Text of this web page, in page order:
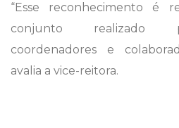
“Esse reconhecimento é
conjunto realizado
coordenadores e
avalia a vice-reitora.